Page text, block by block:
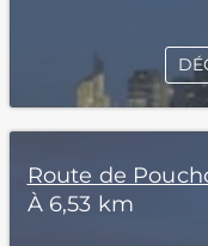
Route de
À 6,53 km